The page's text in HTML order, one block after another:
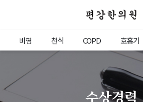
편강한의원
비염 천식 COPD 호흡기
수상경력